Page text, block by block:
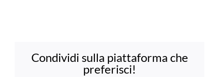
Condividi sulla piattaforma che
preferisci!